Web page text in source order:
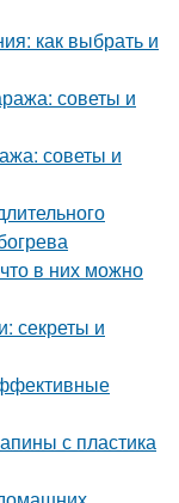
как выбрать и
советы и
советы и
в них можно
секреты и
с пластика